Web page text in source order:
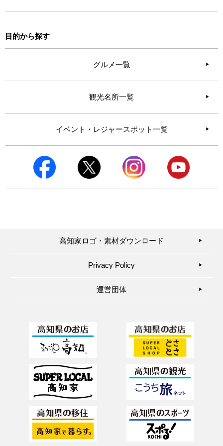
目的から探す
グルメ一覧
観光名所一覧
イベント・レジャースポット一覧
高知家ロゴ・素材ダウンロード ▶︎
Privacy Policy ▶︎
運営団体 ▶︎